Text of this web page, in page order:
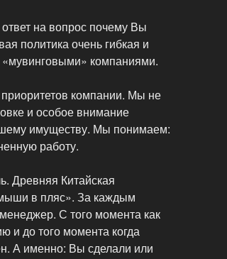
на вопрос почему Вы
политика очень гибкая и
«мувинговыми» компаниями.
компании. Мы не
и особое внимание
имуществу. Мы понимаем:
работу.
Древняя Китайская
в пляс». За каждым
С того момента как
и до того момента когда
А именно: Вы сделали или